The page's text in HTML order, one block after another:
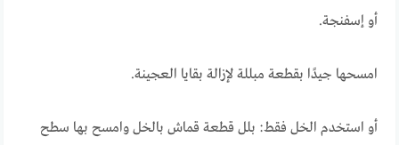
أو إسفنجة.
امسحها جيدًا بقطعة مبللة لإزالة بقايا العجينة.
أو استخدم الخل فقط: بلل قطعة قماش بالخل وامسح بها سطح